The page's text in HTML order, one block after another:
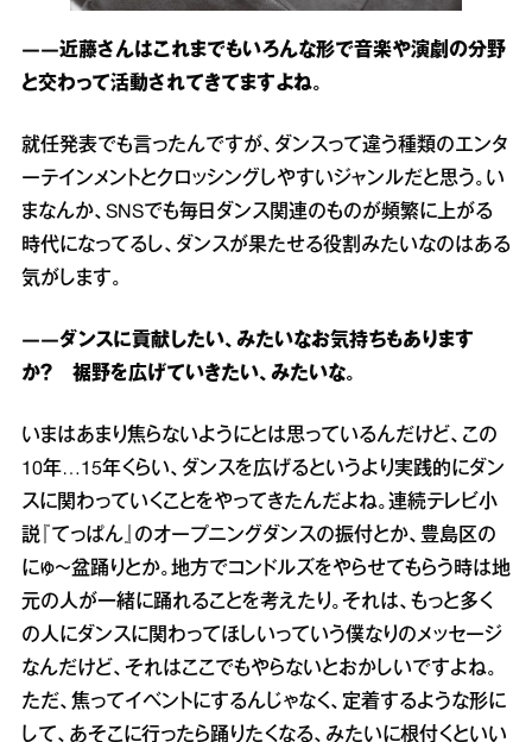
――近藤さんはこれまでもいろんな形で音楽や演劇の分野
と交わって活動されてきてますよね。
就任発表でも言ったんですが、ダンスって違う種類のエンタ
ーテインメントとクロッシングしやすいジャンルだと思う。い
まなんか、SNSでも毎日ダンス関連のものが頻繁に上がる
時代になってるし、ダンスが果たせる役割みたいなのはある
気がします。
――ダンスに貢献したい、みたいなお気持ちもあります
か？ 裾野を広げていきたい、みたいな。
いまはあまり焦らないようにとは思っているんだけど、この
10年…15年くらい、ダンスを広げるというより実践的にダン
スに関わっていくことをやってきたんだよね。連続テレビ小
説『てっぱん』のオープニングダンスの振付とか、豊島区の
にゅ～盆踊りとか。地方でコンドルズをやらせてもらう時は地
元の人が一緒に踊れることを考えたり。それは、もっと多く
の人にダンスに関わってほしいっていう僕なりのメッセージ
なんだけど、それはここでもやらないとおかしいですよね。
ただ、焦ってイベントにするんじゃなく、定着するような形に
して、あそこに行ったら踊りたくなる、みたいに根付くといい